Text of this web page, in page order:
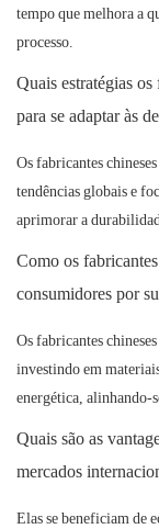
tempo que melhora a
processo.
Quais estratégias
para se adaptar às
Os fabricantes
tendências globais e
aprimorar a
Como os
consumidores por
Os fabricantes
investindo em
energética, alinhando-
Quais são as
mercados
Elas se beneficiam de